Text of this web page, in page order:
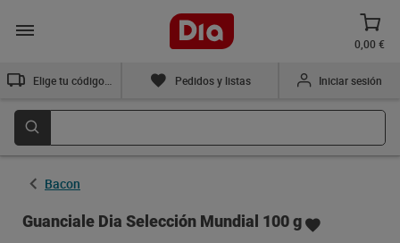
0,00 €
Pedidos y listas Iniciar sesión
Bacon
Guanciale Dia Selección Mundial 100 g